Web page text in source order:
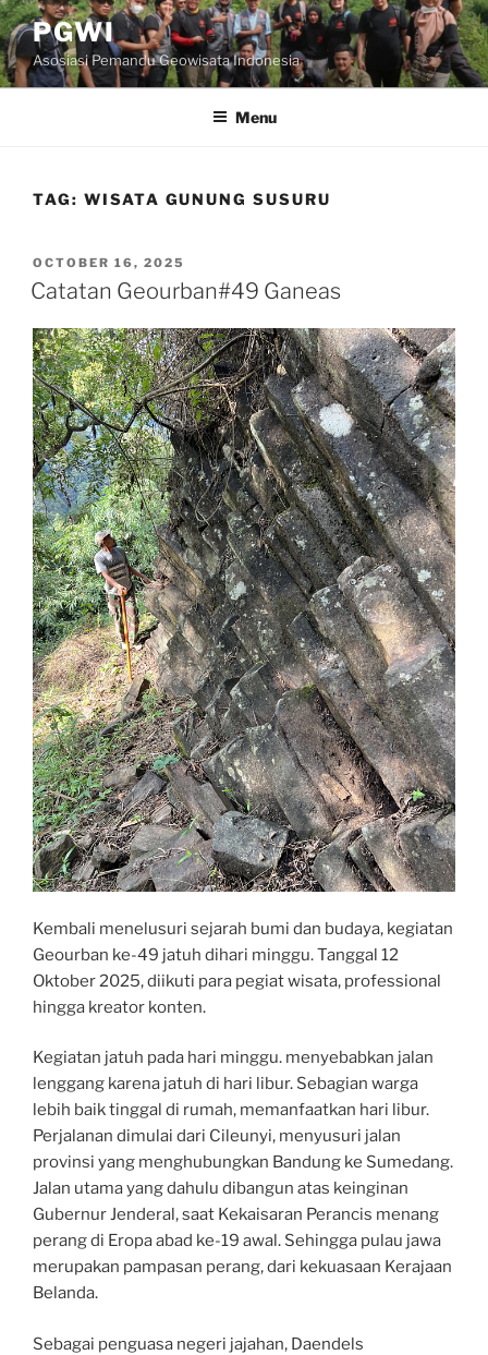
Skip
to
content
PGWI
Asosiasi Pemandu Geowisata Indonesia
Menu
TAG: WISATA GUNUNG SUSURU
POSTED
ON
OCTOBER 16, 2025
Catatan Geourban#49 Ganeas
Kembali menelusuri sejarah bumi dan budaya, kegiatan
Geourban ke-49 jatuh dihari minggu. Tanggal 12
Oktober 2025, diikuti para pegiat wisata, professional
hingga kreator konten.
Kegiatan jatuh pada hari minggu. menyebabkan jalan
lenggang karena jatuh di hari libur. Sebagian warga
lebih baik tinggal di rumah, memanfaatkan hari libur.
Perjalanan dimulai dari Cileunyi, menyusuri jalan
provinsi yang menghubungkan Bandung ke Sumedang.
Jalan utama yang dahulu dibangun atas keinginan
Gubernur Jenderal, saat Kekaisaran Perancis menang
perang di Eropa abad ke-19 awal. Sehingga pulau jawa
merupakan pampasan perang, dari kekuasaan Kerajaan
Belanda.
Sebagai penguasa negeri jajahan, Daendels